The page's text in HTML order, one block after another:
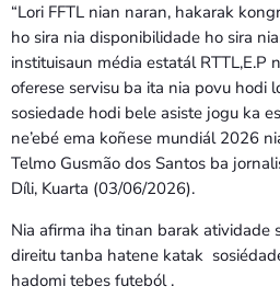
“Lori FFTL nian naran, hakarak
ho sira nia disponibilidade ho sira
instituisaun média estatál RTTL,E.P
oferese servisu ba ita nia povu hodi
sosiedade hodi bele asiste jogu ka
ne’ebé ema koñese mundiál 2026
Telmo Gusmão dos Santos ba
Díli, Kuarta (03/06/2026).
Nia afirma iha tinan barak atividade
direitu tanba hatene katak
hadomi tebes futeból .